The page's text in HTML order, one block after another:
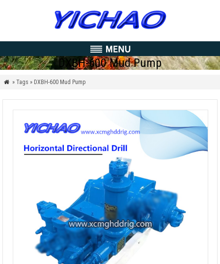
DXBH-600 Mud Pump
 » Tags » DXBH-600 Mud Pump